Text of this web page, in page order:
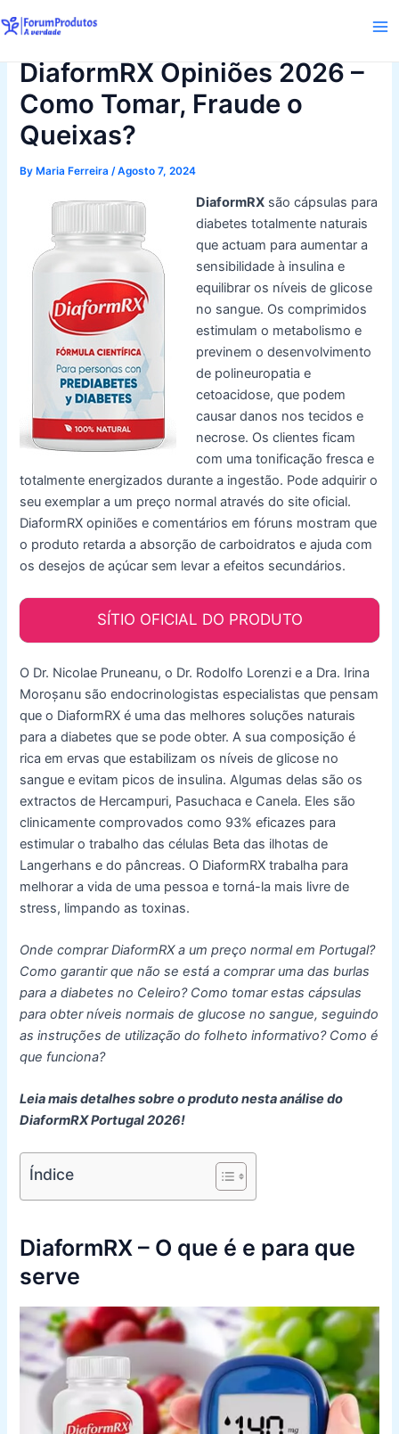
to
DiaformRX Opiniões 2026 –
Como Tomar, Fraude o
Queixas?
ByMaria Ferreira /Agosto 7, 2024
DiaformRX são cápsulas para
diabetes totalmente naturais
que actuam para aumentar a
sensibilidade à insulina e
equilibrar os níveis de glicose
no sangue. Os comprimidos
estimulam o metabolismo e
previnem o desenvolvimento
de polineuropatia e
cetoacidose, que podem
causar danos nos tecidos e
necrose. Os clientes ficam
com uma tonificação fresca e
totalmente energizados durante a ingestão. Pode adquirir o
seu exemplar a um preço normal através do site oficial.
DiaformRX opiniões e comentários em fóruns mostram que
o produto retarda a absorção de carboidratos e ajuda com
os desejos de açúcar sem levar a efeitos secundários.
SÍTIO OFICIAL DO PRODUTO
O Dr. Nicolae Pruneanu, o Dr. Rodolfo Lorenzi e a Dra. Irina
Moroșanu são endocrinologistas especialistas que pensam
que o DiaformRX é uma das melhores soluções naturais
para a diabetes que se pode obter. A sua composição é
rica em ervas que estabilizam os níveis de glicose no
sangue e evitam picos de insulina. Algumas delas são os
extractos de Hercampuri, Pasuchaca e Canela. Eles são
clinicamente comprovados como 93% eficazes para
estimular o trabalho das células Beta das ilhotas de
Langerhans e do pâncreas. O DiaformRX trabalha para
melhorar a vida de uma pessoa e torná-la mais livre de
stress, limpando as toxinas.
Onde comprar DiaformRX a um preço normal em Portugal?
Como garantir que não se está a comprar uma das burlas
para a diabetes no Celeiro? Como tomar estas cápsulas
para obter níveis normais de glucose no sangue, seguindo
as instruções de utilização do folheto informativo? Como é
que funciona?
Leia mais detalhes sobre o produto nesta análise do
DiaformRX Portugal 2026!
Índice
DiaformRX – O que é e para que
serve